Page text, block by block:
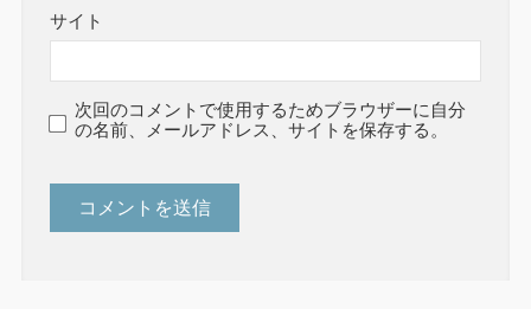
サイト
次回のコメントで使用するためブラウザーに自分
の名前、メールアドレス、サイトを保存する。